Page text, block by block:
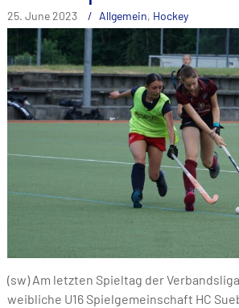
25. June 2023 Allgemein, Hockey
(sw) Am letzten Spieltag der
weibliche U16 Spielgemeinschaft HC